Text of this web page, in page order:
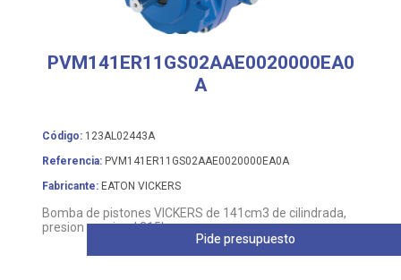
PVM141ER11GS02AAE0020000EA0
A
Código: 123AL02443A
Referencia: PVM141ER11GS02AAE0020000EA0A
Fabricante: EATON VICKERS
Bomba de pistones VICKERS de 141cm3 de cilindrada,
presion nomimal 315bar
Pide presupuesto